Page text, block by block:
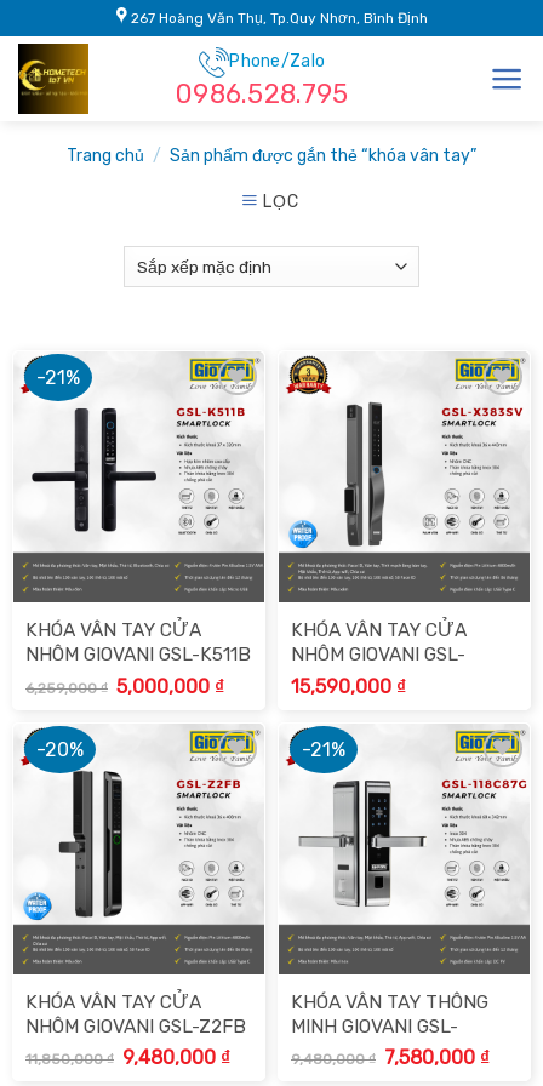
to
content
267 Hoàng Văn Thụ, Tp.Quy Nhơn, Bình Định
Phone/Zalo
0986.528.795
Trang chủ / Sản phẩm được gắn thẻ “khóa vân tay”
LỌC
-21%
Add to
wishlist
KHÓA VÂN TAY CỬA
NHÔM GIOVANI GSL-K511B
6,259,000₫ Giá
gốc
6,259,000 ₫.
5,000,000 ₫Giá
hiện
là:
5,000,000 ₫.
Add to
wishlist
KHÓA VÂN TAY CỬA
NHÔM GIOVANI GSL-
X383SV
15,590,000 ₫
-20%
Add to
wishlist
KHÓA VÂN TAY CỬA
NHÔM GIOVANI GSL-Z2FB
11,850,000₫ Giá
gốc
9,480,000 ₫Giá
-21%
Add to
wishlist
KHÓA VÂN TAY THÔNG
MINH GIOVANI GSL-
118C87G
9,480,000₫ Giá
gốc
7,580,000 ₫Giá